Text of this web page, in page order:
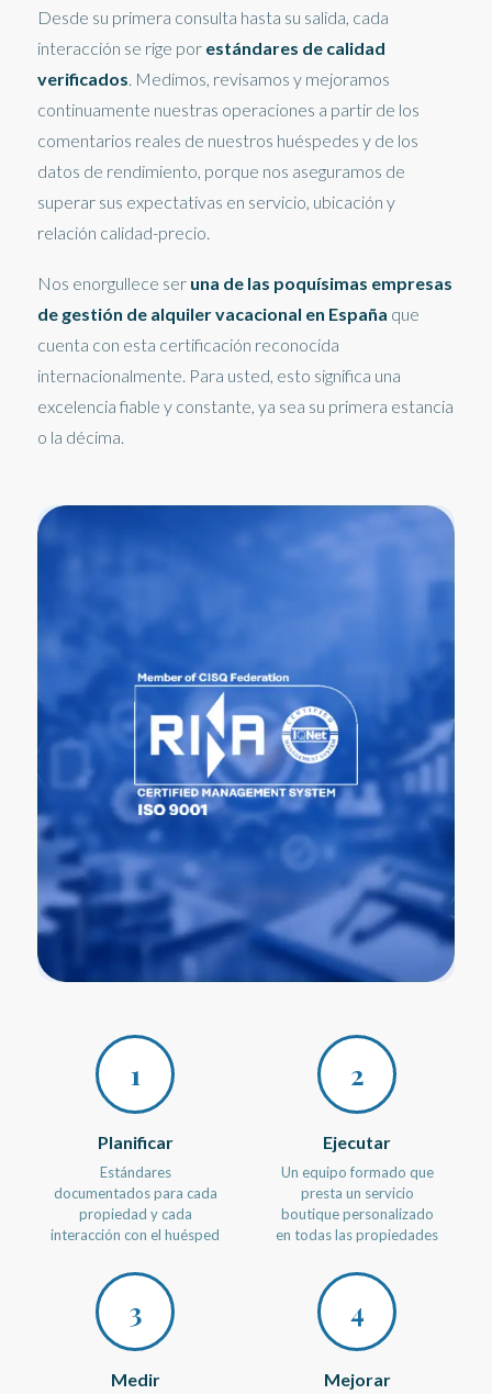
Desde su primera consulta hasta su salida, cada
interacción se rige por estándares de calidad
verificados . Medimos, revisamos y mejoramos
continuamente nuestras operaciones a partir de los
comentarios reales de nuestros huéspedes y de los
datos de rendimiento, porque nos aseguramos de
superar sus expectativas en servicio, ubicación y
relación calidad-precio.
Nos enorgullece ser una de las poquísimas empresas
de gestión de alquiler vacacional en España que
cuenta con esta certificación reconocida
internacionalmente. Para usted, esto significa una
excelencia fiable y constante, ya sea su primera estancia
o la décima.
1
Planificar
Estándares
documentados para cada
propiedad y cada
interacción con el huésped
2
Ejecutar
Un equipo formado que
presta un servicio
boutique personalizado
en todas las propiedades
3
Medir
4
Mejorar